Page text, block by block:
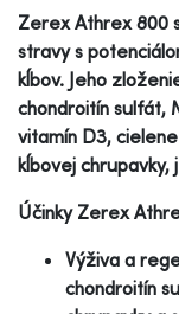
Zerex Athrex 800
stravy s
kĺbov. Jeho
chondroitín sulfát,
vitamín D3,
kĺbovej chrupavky,
Účinky Zerex
Výživa a
chondroitín